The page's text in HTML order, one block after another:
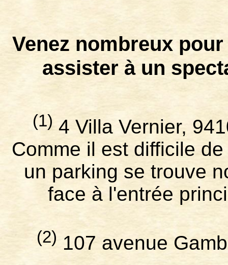
Venez nombreux
assister à un
(1) 4 Villa Vernier,
Comme il est difficile
un parking se trouve
face à l'entrée
(2) 107 avenue